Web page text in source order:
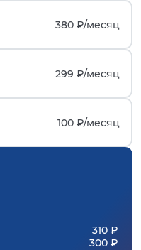
380 ₽/месяц
299 ₽/месяц
100 ₽/месяц
310 ₽
300 ₽